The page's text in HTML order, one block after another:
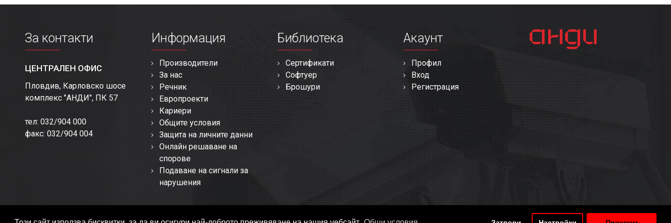
За контакти
ЦЕНТРАЛЕН ОФИС
Пловдив, Карловско шосе
комплекс "АНДИ", ПК 57
тел: 032/904 000
факс: 032/904 004
Информация
Производители
За нас
Речник
Европроекти
Кариери
Общите условия
Защита на личните данни
Онлайн решаване на
спорове
Подаване на сигнали за
нарушения
Библиотека
Сертификати
Софтуер
Брошури
Акаунт
Профил
Вход
Регистрация